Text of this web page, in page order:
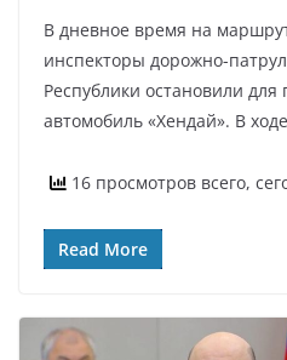
В дневное время на
инспекторы дорожно-
Республики остановили
автомобиль «Хендай». В ходе
16 просмотров всего,
Read More